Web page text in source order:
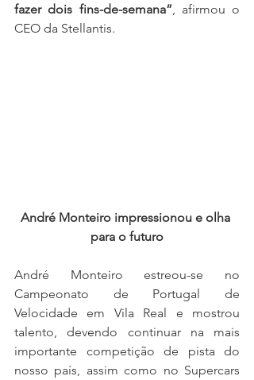
fazer dois fins-de-semana”, afirmou o
CEO da Stellantis.
André Monteiro impressionou e olha
para o futuro
André Monteiro estreou-se no
Campeonato de Portugal de
Velocidade em Vila Real e mostrou
talento, devendo continuar na mais
importante competição de pista do
nosso país, assim como no Supercars